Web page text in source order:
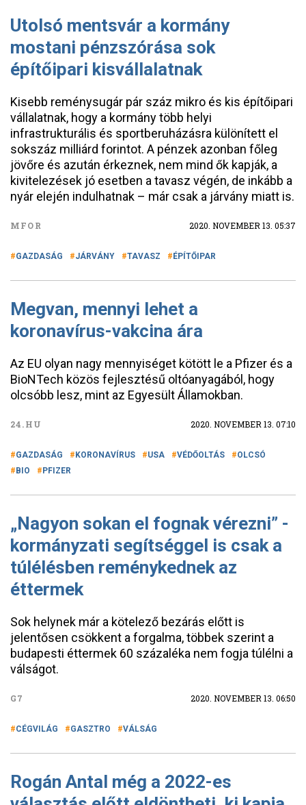
Utolsó mentsvár a kormány
mostani pénzszórása sok
építőipari kisvállalatnak
Kisebb reménysugár pár száz mikro és kis építőipari
vállalatnak, hogy a kormány több helyi
infrastrukturális és sportberuházásra különített el
sokszáz milliárd forintot. A pénzek azonban főleg
jövőre és azután érkeznek, nem mind ők kapják, a
kivitelezések jó esetben a tavasz végén, de inkább a
nyár elején indulhatnak – már csak a járvány miatt is.
MFOR 2020. NOVEMBER 13. 05:37
GAZDASÁG JÁRVÁNY TAVASZ ÉPÍTŐIPAR
Megvan, mennyi lehet a
koronavírus-vakcina ára
Az EU olyan nagy mennyiséget kötött le a Pfizer és a
BioNTech közös fejlesztésű oltóanyagából, hogy
olcsóbb lesz, mint az Egyesült Államokban.
24.HU 2020. NOVEMBER 13. 07:10
GAZDASÁG KORONAVÍRUS USA VÉDŐOLTÁS
OLCSÓ
BIO
PFIZER
„Nagyon sokan el fognak vérezni” -
kormányzati segítséggel is csak a
túlélésben reménykednek az
éttermek
Sok helynek már a kötelező bezárás előtt is
jelentősen csökkent a forgalma, többek szerint a
budapesti éttermek 60 százaléka nem fogja túlélni a
válságot.
G7 2020. NOVEMBER 13. 06:50
CÉGVILÁG GASZTRO VÁLSÁG
Rogán Antal még a 2022-es